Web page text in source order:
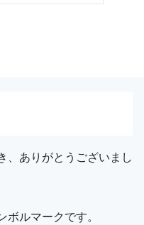
、ありがとうございまし
ボルマークです。